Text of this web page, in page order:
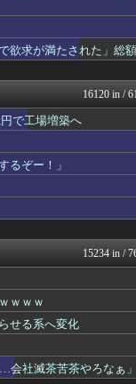
モッコスヌ
...
婚外ちゃん
奥様は鬼女-
軍事・ミリ
国難にあって
アルファル
...
正義の見方
ゲーム魔人
とりのまる
奥様は鬼女-
...
まとめたニ
がーるずレポ
【サッカー
コノユビニ
求が満たされた」総
16120 in /
で工場増築へ
るぞー！」
15234 in /
ｗｗｗ
せる系へ変化
会社滅茶苦茶やろなぁ